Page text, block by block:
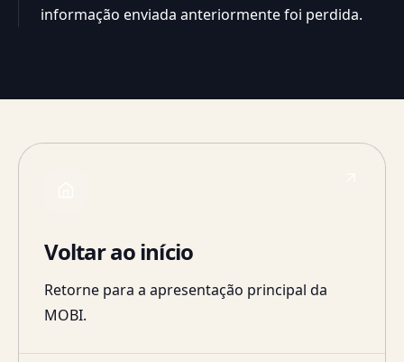
informação enviada anteriormente foi perdida.
Voltar ao início
Retorne para a apresentação principal da
MOBI.